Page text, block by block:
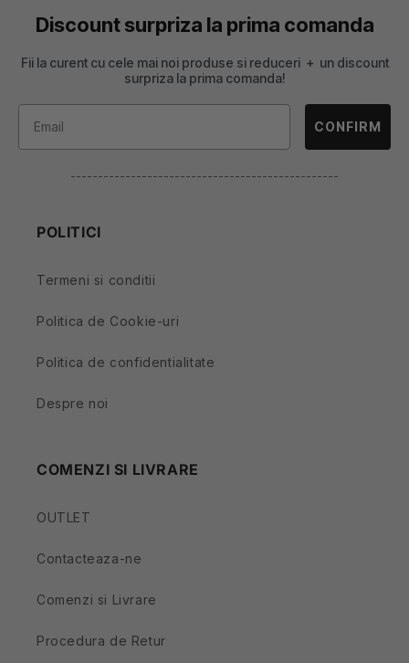
Discount surpriza la prima comanda
Fii la curent cu cele mai noi produse si reduceri + un discount
surpriza la prima comanda!
CONFIRM
-------------------------------------------------
POLITICI
Termeni si conditii
Politica de Cookie-uri
Politica de confidentialitate
Despre noi
COMENZI SI LIVRARE
OUTLET
Contacteaza-ne
Comenzi si Livrare
Procedura de Retur